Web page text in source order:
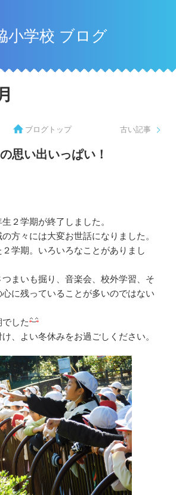
小学校 ブログ
古い記事
ブログトップ
思い出いっぱい！
２学期が終了しました。
方々には大変お世話になりました。
学期。いろいろなことがありまし
まいも掘り、音楽会、校外学習、そ
に残っていることが多いのではない
でした
、よい冬休みをお過ごしください。